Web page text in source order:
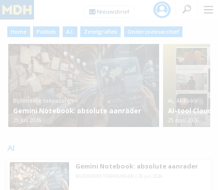
Home Politiek A.I. Zetelgrafiek Onderzoeksarchief
Bijzondere toepassingen
Gemini Notebook: absolute aanrader
25 juli 2026
AI,AI-Tools
AI-tool Claude
25 april 2026
AI
Gemini Notebook: absolute aanrader
BIJZONDERE TOEPASSINGEN 25 juli 2026